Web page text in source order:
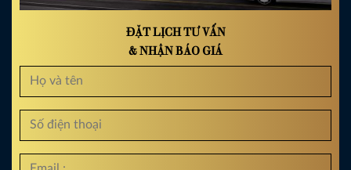
ĐẶT LỊCH TƯ VẤN
& NHẬN BÁO GIÁ